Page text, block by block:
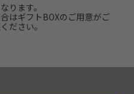
ります。
はギフトBOXのご用意がご
ださい。